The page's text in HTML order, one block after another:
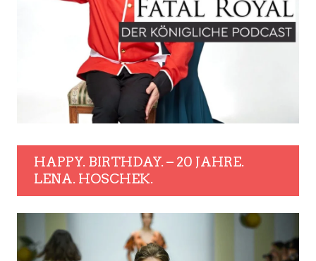
HAPPY. BIRTHDAY. – 20 JAHRE.
LENA. HOSCHEK.